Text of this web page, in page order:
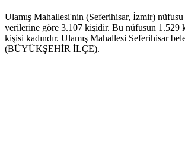
Ulamış Mahallesi'nin (Seferihisar, İzmir)
verilerine göre 3.107 kişidir. Bu nüfusun 1.529
kişisi kadındır. Ulamış Mahallesi Seferihisar
(BÜYÜKŞEHİR İLÇE).